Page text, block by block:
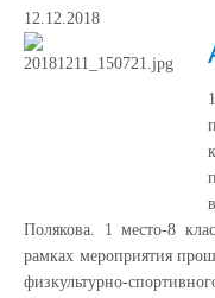
12.12.2018
Полякова. 1 место-8
рамках мероприятия
физкультурно-